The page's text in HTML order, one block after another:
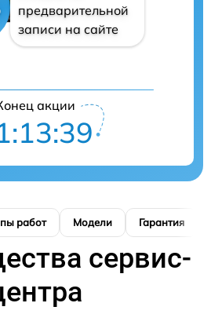
предварительной
записи на сайте
акции
работ Модели Гарантия
сервис-